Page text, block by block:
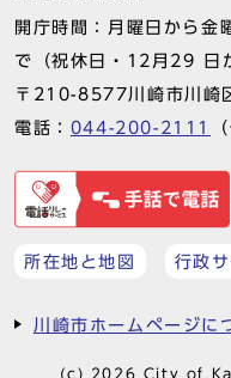
開庁時間：月曜日から
で（祝休日・12月29 日
〒210-8577川崎市川崎
電話： 044-200-2111
所在地と地図 行政
川崎市ホームページに
(c) 2026 City of